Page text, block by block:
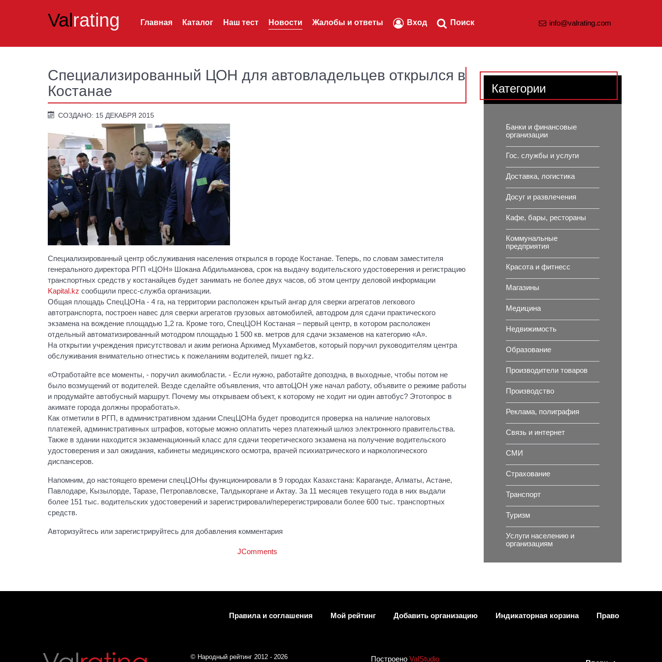
Valrating Главная Каталог Наш тест Новости Жалобы и ответы Вход Поиск info@valrating.com
Специализированный ЦОН для автовладельцев открылся в
Костанае
СОЗДАНО: 15 ДЕКАБРЯ 2015
Специализированный центр обслуживания населения открылся в городе Костанае. Теперь, по словам заместителя
генерального директора РГП «ЦОН» Шокана Абдильманова, срок на выдачу водительского удостоверения и регистрацию
транспортных средств у костанайцев будет занимать не более двух часов, об этом центру деловой информации
Kapital.kz сообщили пресс-служба организации.
Общая площадь СпецЦОНа - 4 га, на территории расположен крытый ангар для сверки агрегатов легкового
автотранспорта, построен навес для сверки агрегатов грузовых автомобилей, автодром для сдачи практического
экзамена на вождение площадью 1,2 га. Кроме того, СпецЦОН Костаная – первый центр, в котором расположен
отдельный автоматизированный мотодром площадью 1 500 кв. метров для сдачи экзаменов на категорию «А».
На открытии учреждения присутствовал и аким региона Архимед Мухамбетов, который поручил руководителям центра
обслуживания внимательно отнестись к пожеланиям водителей, пишет ng.kz.
«Отработайте все моменты, - поручил акимобласти. - Если нужно, работайте допоздна, в выходные, чтобы потом не
было возмущений от водителей. Везде сделайте объявления, что автоЦОН уже начал работу, объявите о режиме работы
и продумайте автобусный маршрут. Почему мы открываем объект, к которому не ходит ни один автобус? Этотопрос в
акимате города должны проработать».
Как отметили в РГП, в административном здании СпецЦОНа будет проводится проверка на наличие налоговых
платежей, административных штрафов, которые можно оплатить через платежный шлюз электронного правительства.
Также в здании находится экзаменационный класс для сдачи теоретического экзамена на получение водительского
удостоверения и зал ожидания, кабинеты медицинского осмотра, врачей психиатрического и наркологического
диспансеров.
Напомним, до настоящего времени спецЦОНы функционировали в 9 городах Казахстана: Караганде, Алматы, Астане,
Павлодаре, Кызылорде, Таразе, Петропавловске, Талдыкоргане и Актау. За 11 месяцев текущего года в них выдали
более 151 тыс. водительских удостоверений и зарегистрировали/перерегистрировали более 600 тыс. транспортных
средств.
Авторизуйтесь или зарегистрируйтесь для добавления комментария
JComments
Категории
Банки и финансовые
организации
Гос. службы и услуги
Доставка, логистика
Досуг и развлечения
Кафе, бары, рестораны
Коммунальные
предприятия
Красота и фитнесс
Магазины
Медицина
Недвижимость
Образование
Производители товаров
Производство
Реклама, полиграфия
Связь и интернет
СМИ
Страхование
Транспорт
Туризм
Услуги населению и
организациям
Правила и соглашения Мой рейтинг Добавить организацию Индикаторная корзина Право
© Народный рейтинг 2012 - 2026 Построено ValStudio